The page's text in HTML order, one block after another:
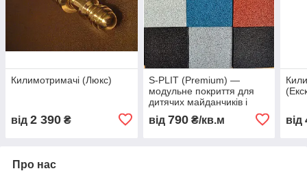
Килимотримачі (Люкс)
від 2 390 ₴
S-PLIT (Premium) —
модульне покриття для
дитячих майданчиків і
спортивних залів (20 мм)
від 790₴/кв.м від
Про нас